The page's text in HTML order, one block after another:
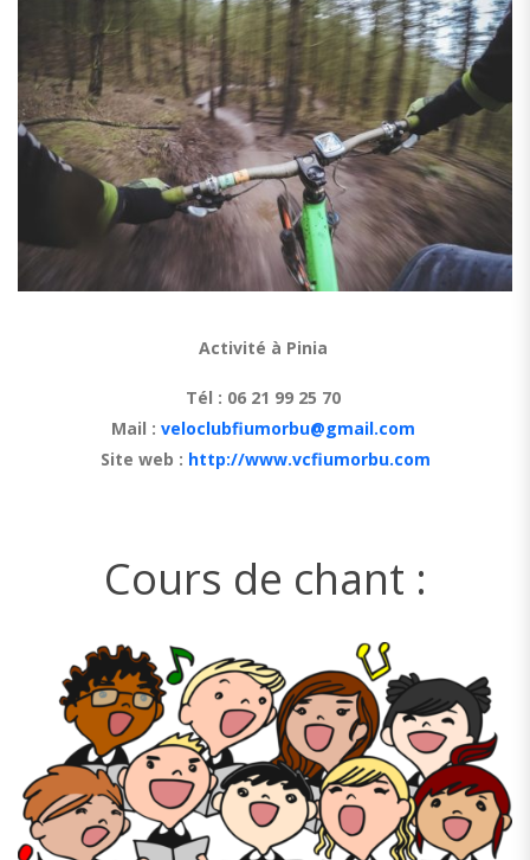
Activité à Pinia
Tél : 06 21 99 25 70
Mail : veloclubfiumorbu@gmail.com
Site web : http://www.vcfiumorbu.com
Cours de chant :